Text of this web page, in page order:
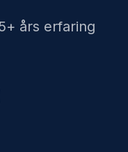
års erfaring